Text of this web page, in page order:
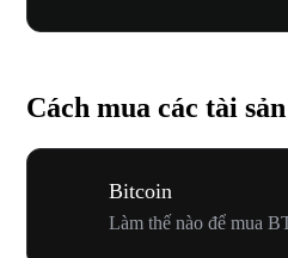
Cách mua các tài
Bitcoin
Làm thế nào để mua